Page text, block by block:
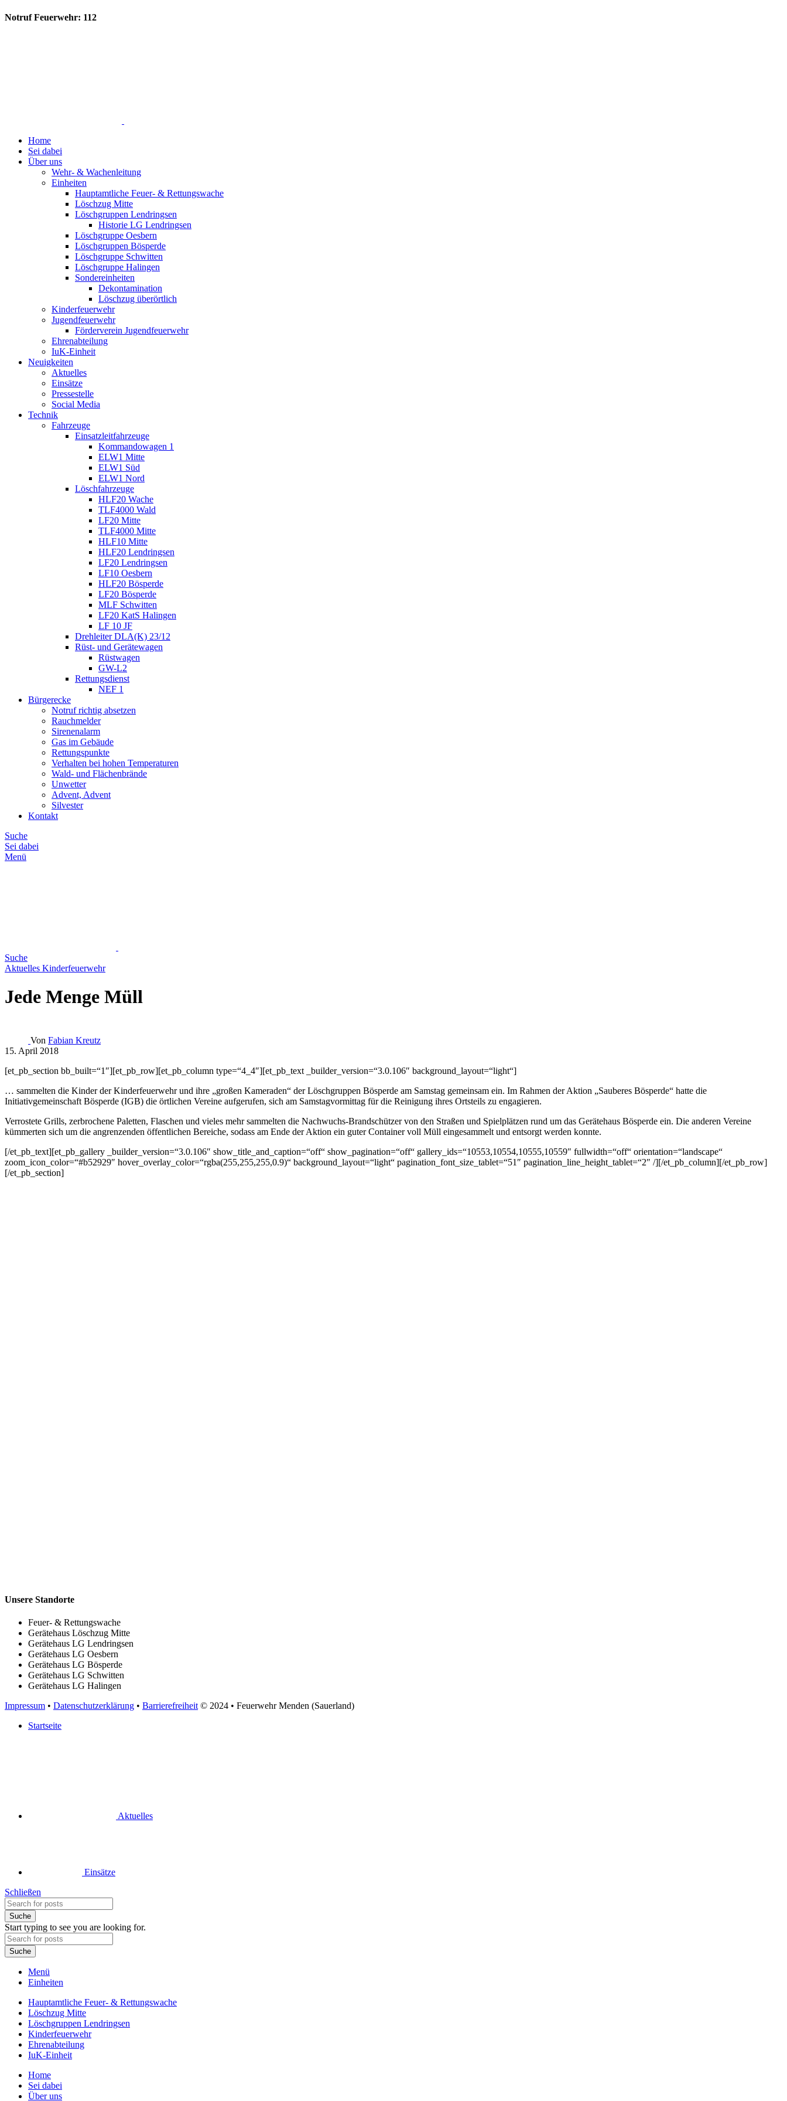
Notruf Feuerwehr: 112
Home
Sei dabei
Über uns
Wehr- & Wachenleitung
Einheiten
Hauptamtliche Feuer- & Rettungswache
Löschzug Mitte
Löschgruppen Lendringsen
Historie LG Lendringsen
Löschgruppe Oesbern
Löschgruppen Bösperde
Löschgruppe Schwitten
Löschgruppe Halingen
Sondereinheiten
Dekontamination
Löschzug überörtlich
Kinderfeuerwehr
Jugendfeuerwehr
Förderverein Jugendfeuerwehr
Ehrenabteilung
IuK-Einheit
Neuigkeiten
Aktuelles
Einsätze
Pressestelle
Social Media
Technik
Fahrzeuge
Einsatzleitfahrzeuge
Kommandowagen 1
ELW1 Mitte
ELW1 Süd
ELW1 Nord
Löschfahrzeuge
HLF20 Wache
TLF4000 Wald
LF20 Mitte
TLF4000 Mitte
HLF10 Mitte
HLF20 Lendringsen
LF20 Lendringsen
LF10 Oesbern
HLF20 Bösperde
LF20 Bösperde
MLF Schwitten
LF20 KatS Halingen
LF 10 JF
Drehleiter DLA(K) 23/12
Rüst- und Gerätewagen
Rüstwagen
GW-L2
Rettungsdienst
NEF 1
Bürgerecke
Notruf richtig absetzen
Rauchmelder
Sirenenalarm
Gas im Gebäude
Rettungspunkte
Verhalten bei hohen Temperaturen
Wald- und Flächenbrände
Unwetter
Advent, Advent
Silvester
Kontakt
Suche
Sei dabei
Menü
Suche
Aktuelles Kinderfeuerwehr
Jede Menge Müll
Von Fabian Kreutz
15. April 2018
[et_pb_section bb_built=“1″][et_pb_row][et_pb_column type=“4_4″][et_pb_text _builder_version=“3.0.106″ background_layout=“light“]
… sammelten die Kinder der Kinderfeuerwehr und ihre „großen Kameraden“ der Löschgruppen Bösperde am Samstag gemeinsam ein. Im Rahmen der Aktion „Sauberes Bösperde“ hatte die
Initiativgemeinschaft Bösperde (IGB) die örtlichen Vereine aufgerufen, sich am Samstagvormittag für die Reinigung ihres Ortsteils zu engagieren.
Verrostete Grills, zerbrochene Paletten, Flaschen und vieles mehr sammelten die Nachwuchs-Brandschützer von den Straßen und Spielplätzen rund um das Gerätehaus Bösperde ein. Die anderen Vereine
kümmerten sich um die angrenzenden öffentlichen Bereiche, sodass am Ende der Aktion ein guter Container voll Müll eingesammelt und entsorgt werden konnte.
[/et_pb_text][et_pb_gallery _builder_version=“3.0.106″ show_title_and_caption=“off“ show_pagination=“off“ gallery_ids=“10553,10554,10555,10559″ fullwidth=“off“ orientation=“landscape“
zoom_icon_color=“#b52929″ hover_overlay_color=“rgba(255,255,255,0.9)“ background_layout=“light“ pagination_font_size_tablet=“51″ pagination_line_height_tablet=“2″ /][/et_pb_column][/et_pb_row]
[/et_pb_section]
Unsere Standorte
Feuer- & Rettungswache
Gerätehaus Löschzug Mitte
Gerätehaus LG Lendringsen
Gerätehaus LG Oesbern
Gerätehaus LG Bösperde
Gerätehaus LG Schwitten
Gerätehaus LG Halingen
Impressum • Datenschutzerklärung • Barrierefreiheit © 2024 • Feuerwehr Menden (Sauerland)
Startseite
Aktuelles
Einsätze
Schließen
Suche
Start typing to see you are looking for.
Suche
Menü
Einheiten
Hauptamtliche Feuer- & Rettungswache
Löschzug Mitte
Löschgruppen Lendringsen
Kinderfeuerwehr
Ehrenabteilung
IuK-Einheit
Home
Sei dabei
Über uns